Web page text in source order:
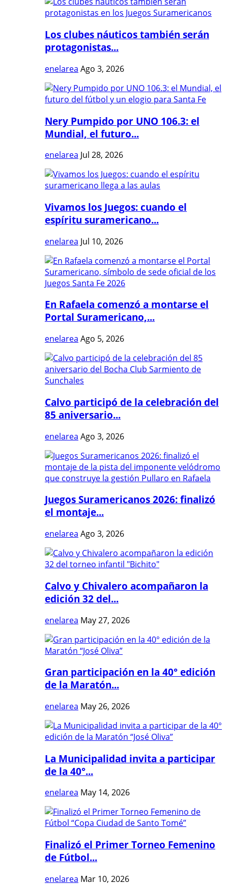
Los clubes náuticos también serán
protagonistas...
enelarea Ago 3, 2026
Nery Pumpido por UNO 106.3: el
Mundial, el futuro...
enelarea Jul 28, 2026
Vivamos los Juegos: cuando el
espíritu suramericano...
enelarea Jul 10, 2026
En Rafaela comenzó a montarse el
Portal Suramericano,...
enelarea Ago 5, 2026
Calvo participó de la celebración del
85 aniversario...
enelarea Ago 3, 2026
Juegos Suramericanos 2026: finalizó
el montaje...
enelarea Ago 3, 2026
Calvo y Chivalero acompañaron la
edición 32 del...
enelarea May 27, 2026
Gran participación en la 40° edición
de la Maratón...
enelarea May 26, 2026
La Municipalidad invita a participar
de la 40°...
enelarea May 14, 2026
Finalizó el Primer Torneo Femenino
de Fútbol...
enelarea Mar 10, 2026